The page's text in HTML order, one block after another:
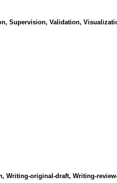
Supervision, Validation,
Writing-original-draft, Writing-